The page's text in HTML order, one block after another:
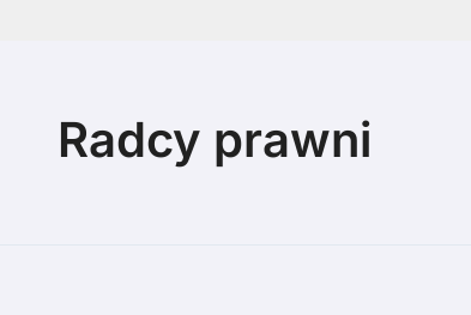
Radcy prawni